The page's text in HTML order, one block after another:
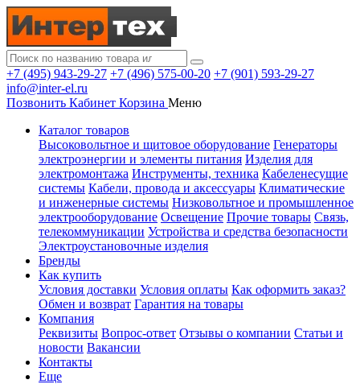
+7 (495) 943-29-27 +7 (496) 575-00-20 +7 (901) 593-29-27
info@inter-el.ru
Позвонить Кабинет Корзина Меню
Каталог товаров
Высоковольтное и щитовое оборудование Генераторы
электроэнергии и элементы питания Изделия для
электромонтажа Инструменты, техника Кабеленесущие
системы Кабели, провода и аксессуары Климатические
и инженерные системы Низковольтное и промышленное
электрооборудование Освещение Прочие товары Связь,
телекоммуникации Устройства и средства безопасности
Электроустановочные изделия
Бренды
Как купить
Условия доставки Условия оплаты Как оформить заказ?
Обмен и возврат Гарантия на товары
Компания
Реквизиты Вопрос-ответ Отзывы о компании Статьи и
новости Вакансии
Контакты
Еще